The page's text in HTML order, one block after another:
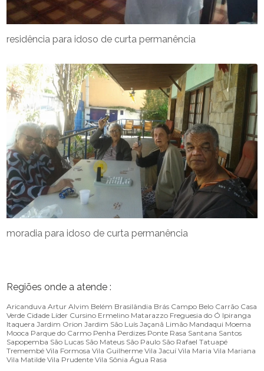
residência para idoso de curta permanência
moradia para idoso de curta permanência
Regiões onde a atende :
Aricanduva Artur Alvim Belém Brasilândia Brás Campo Belo Carrão Casa
Verde Cidade Líder Cursino Ermelino Matarazzo Freguesia do Ó Ipiranga
Itaquera Jardim Orion Jardim São Luís Jaçanã Limão Mandaqui Moema
Mooca Parque do Carmo Penha Perdizes Ponte Rasa Santana Santos
Sapopemba São Lucas São Mateus São Paulo São Rafael Tatuapé
Tremembé Vila Formosa Vila Guilherme Vila Jacuí Vila Maria Vila Mariana
Vila Matilde Vila Prudente Vila Sônia Água Rasa